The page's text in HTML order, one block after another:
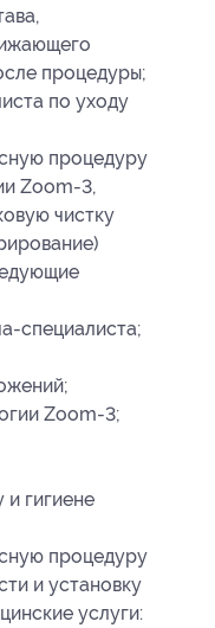
процедуры;
по уходу
процедуру
Zoom-3,
чистку
специалиста;
Zoom-3;
гигиене
процедуру
и установку
услуги: